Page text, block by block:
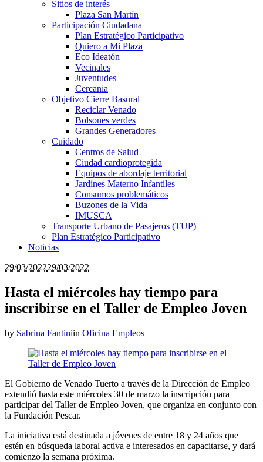
Sitios de interés
Plaza San Martín
Participación Ciudadana
Plan Estratégico Participativo
Quiero a Mi Plaza
Eco Ideatón
Vecinales
Juventudes
Cercania
Objetivo Cierre Basural
Reciclar Venado
Bolsones verdes
Grandes Generadores
Cuidado
Centros de Salud
Ciudad cardioprotegida
Equipos de abordaje territorial
Jardines Materno Infantiles
Consumos problemáticos
Buzones de la Vida
IMUSCA
Transporte Urbano de Pasajeros (TUP)
Plan Estratégico Participativo
Noticias
29/03/202229/03/2022
Hasta el miércoles hay tiempo para
inscribirse en el Taller de Empleo Joven
by Sabrina Fantiniin Oficina Empleos
El Gobierno de Venado Tuerto a través de la Dirección de Empleo
extendió hasta este miércoles 30 de marzo la inscripción para
participar del Taller de Empleo Joven, que organiza en conjunto con
la Fundación Pescar.
La iniciativa está destinada a jóvenes de entre 18 y 24 años que
estén en búsqueda laboral activa e interesados en capacitarse, y dará
comienzo la semana próxima.